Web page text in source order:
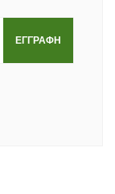
ΕΓΓΡΑΦΗ